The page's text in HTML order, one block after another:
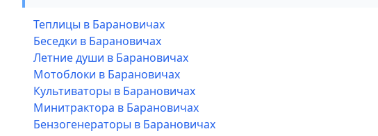
Теплицы в Барановичах
Беседки в Барановичах
Летние души в Барановичах
Мотоблоки в Барановичах
Культиваторы в Барановичах
Минитрактора в Барановичах
Бензогенераторы в Барановичах